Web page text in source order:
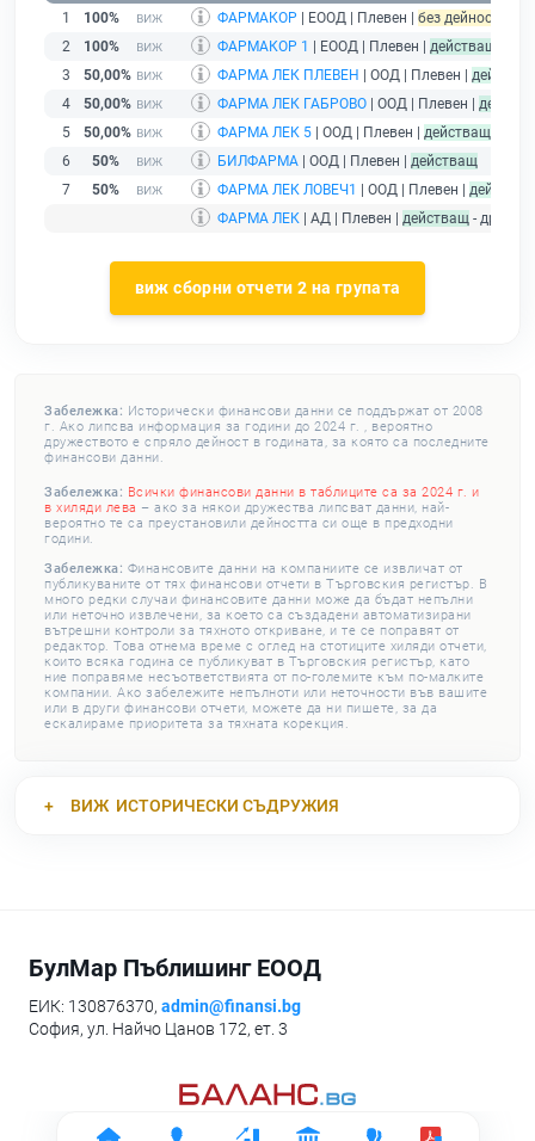
1
100% ФАРМАКОР | ЕООД | Плевен | без дейност -
2
100% ФАРМАКОР 1 | ЕООД | Плевен | действащ
3
50,00% ФАРМА ЛЕК ПЛЕВЕН | ООД | Плевен |
4
50,00% ФАРМА ЛЕК ГАБРОВО | ООД | Плевен |
5
50,00% ФАРМА ЛЕК 5 | ООД | Плевен | действащ
6
50% БИЛФАРМА | ООД | Плевен | действащ
7
50% ФАРМА ЛЕК ЛОВЕЧ1 | ООД | Плевен | действащ
ФАРМА ЛЕК | АД | Плевен | действащ -
виж сборни отчети 2 на групата
Забележка: Исторически финансови данни се поддържат от 2008
г. Ако липсва информация за години до 2024 г. , вероятно
дружеството е спряло дейност в годината, за която са последните
финансови данни.
Забележка: Всички финансови данни в таблиците са за 2024 г. и
в хиляди лева – ако за някои дружества липсват данни, най-
вероятно те са преустановили дейността си още в предходни
години.
Забележка: Финансовите данни на компаниите се извличат от
публикуваните от тях финансови отчети в Търговския регистър. В
много редки случаи финансовите данни може да бъдат непълни
или неточно извлечени, за което са създадени автоматизирани
вътрешни контроли за тяхното откриване, и те се поправят от
редактор. Това отнема време с оглед на стотиците хиляди отчети,
които всяка година се публикуват в Търговския регистър, като
ние поправяме несъответствията от по-големите към по-малките
компании. Ако забележите непълноти или неточности във вашите
или в други финансови отчети, можете да ни пишете, за да
ескалираме приоритета за тяхната корекция.
ВИЖ ИСТОРИЧЕСКИ СЪДРУЖИЯ
БулМар Пъблишинг ЕООД
ЕИК: 130876370, admin@finansi.bg
София, ул. Найчо Цанов 172, ет. 3